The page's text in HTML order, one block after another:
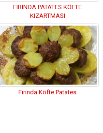
FIRINDA PATATES KÖFTE
KIZARTMASI
Fırında Köfte Patates